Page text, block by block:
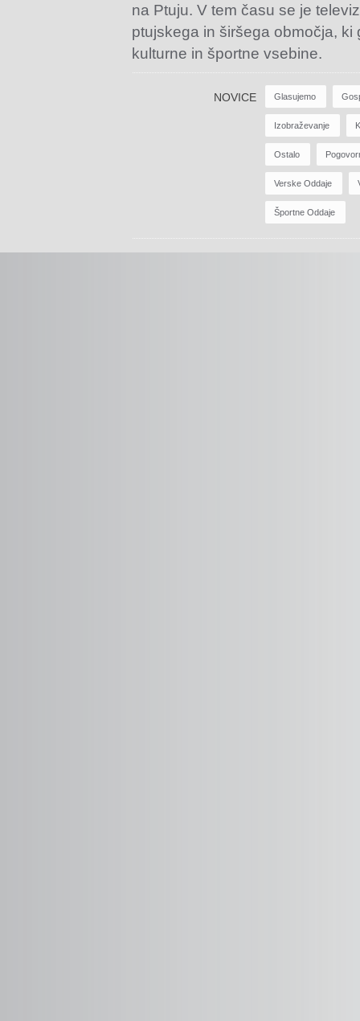
na Ptuju. V tem času se je
ptujskega in širšega območja,
kulturne in športne vsebine.
NOVICE Glasujemo
Izobraževanje
Ostalo
Verske Oddaje
Športne Oddaje